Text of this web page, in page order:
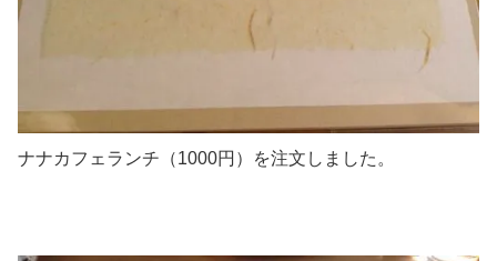
ナナカフェランチ（1000円）を注文しました。